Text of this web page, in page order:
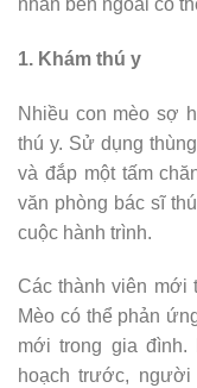
nhân bên ngoài có
1. Khám thú y
Nhiều con mèo sợ
thú y. Sử dụng
và đắp một tấm
văn phòng bác sĩ
cuộc hành trình.
Các thành viên mới
Mèo có thể phản
mới trong gia
hoạch trước,